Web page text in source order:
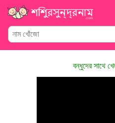
বন্ধুদের সাথে